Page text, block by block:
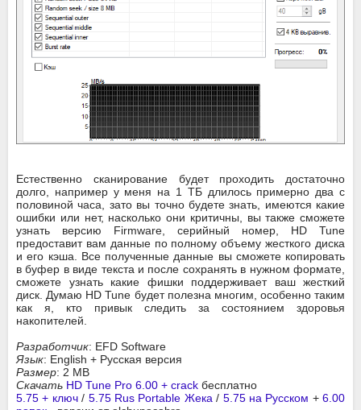
Естественно сканирование будет проходить достаточно
долго, например у меня на 1 ТБ длилось примерно два с
половиной часа, зато вы точно будете знать, имеются какие
ошибки или нет, насколько они критичны, вы также сможете
узнать версию Firmware, серийный номер, HD Tune
предоставит вам данные по полному объему жесткого диска
и его кэша. Все полученные данные вы сможете копировать
в буфер в виде текста и после сохранять в нужном формате,
сможете узнать какие фишки поддерживает ваш жесткий
диск. Думаю HD Tune будет полезна многим, особенно таким
как я, кто привык следить за состоянием здоровья
накопителей.
Разработчик: EFD Software
Язык: English + Русская версия
Размер: 2 MB
Скачать HD Tune Pro 6.00 + crack бесплатно
5.75 + ключ/ 5.75 Rus Portable Жека / 5.75 на Русском +6.00